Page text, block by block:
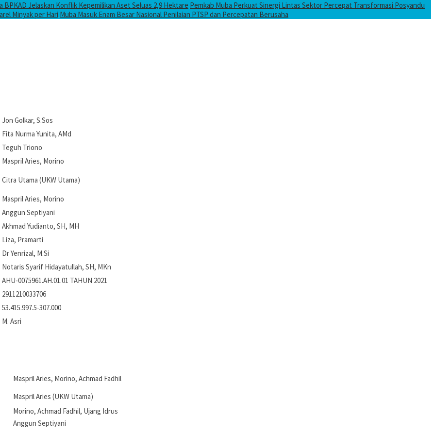
BPKAD Jelaskan Konflik Kepemilikan Aset Seluas 2,9 Hektare Pemkab Muba Perkuat Sinergi Lintas Sektor Percepat Transformasi Posyandu
Minyak per Hari Muba Masuk Enam Besar Nasional Penilaian PTSP dan Percepatan Berusaha
Jon Golkar, S.Sos
Fita Nurma Yunita, AMd
Teguh Triono
Maspril Aries, Morino
Citra Utama (UKW Utama)
Maspril Aries, Morino
Anggun Septiyani
Akhmad Yudianto, SH, MH
Liza, Pramarti
Dr Yenrizal, M.Si
Notaris Syarif Hidayatullah, SH, MKn
AHU-0075961.AH.01.01 TAHUN 2021
2911210033706
53.415.997.5-307.000
M. Asri
Maspril Aries, Morino, Achmad Fadhil
Maspril Aries (UKW Utama)
Morino, Achmad Fadhil, Ujang Idrus
Anggun Septiyani